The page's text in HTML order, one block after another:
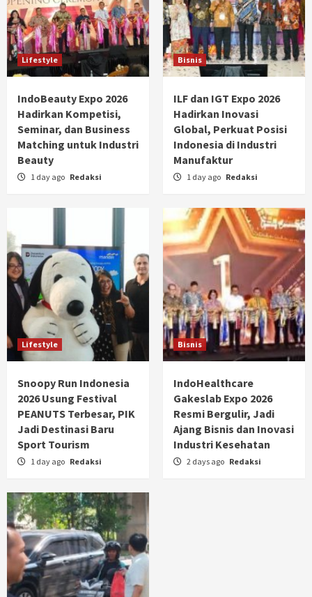
Lifestyle
IndoBeauty Expo 2026
Hadirkan Kompetisi,
Seminar, dan Business
Matching untuk Industri
Beauty
1 day ago Redaksi
Bisnis
ILF dan IGT Expo 2026
Hadirkan Inovasi
Global, Perkuat Posisi
Indonesia di Industri
Manufaktur
1 day ago Redaksi
Lifestyle
Snoopy Run Indonesia
2026 Usung Festival
PEANUTS Terbesar, PIK
Jadi Destinasi Baru
Sport Tourism
1 day ago Redaksi
Bisnis
IndoHealthcare
Gakeslab Expo 2026
Resmi Bergulir, Jadi
Ajang Bisnis dan Inovasi
Industri Kesehatan
2 days ago Redaksi